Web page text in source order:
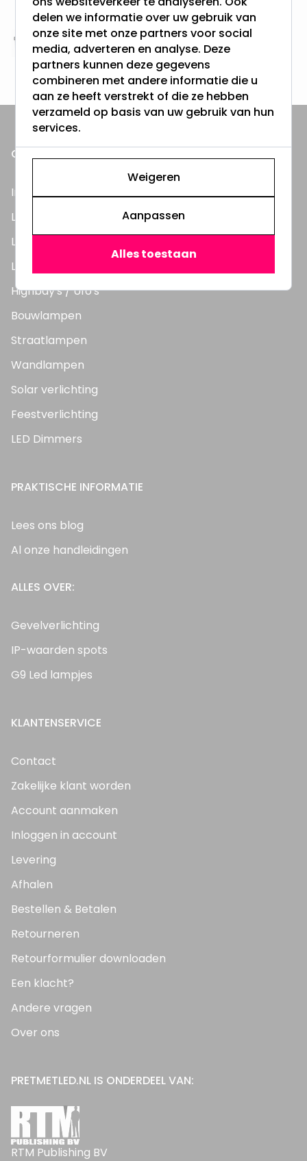
& 100 dagen recht op retour
Altijd uit eigen voorraad
3000m2 - 60.000+ Producten
ONZE PRODUCTEN
Inbouwspots
LED Lampen
LED TL Buizen
LED Panelen
Highbay's / Ufo's
Bouwlampen
Straatlampen
Wandlampen
Solar verlichting
Feestverlichting
LED Dimmers
PRAKTISCHE INFORMATIE
Lees ons blog
Al onze handleidingen
ALLES OVER:
Gevelverlichting
IP-waarden spots
G9 Led lampjes
KLANTENSERVICE
Contact
Zakelijke klant worden
Account aanmaken
Inloggen in account
Levering
Afhalen
Bestellen & Betalen
Retourneren
Retourformulier downloaden
Een klacht?
Andere vragen
Over ons
PRETMETLED.NL IS ONDERDEEL VAN:
RTM Publishing BV
delen we informatie over uw gebruik van
onze site met onze partners voor social
media, adverteren en analyse. Deze
partners kunnen deze gegevens
combineren met andere informatie die u
aan ze heeft verstrekt of die ze hebben
verzameld op basis van uw gebruik van hun
services.
Weigeren
Aanpassen
Alles toestaan